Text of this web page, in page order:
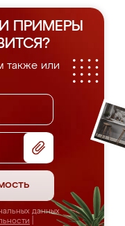
ПРИМЕРЫ
также или
данных